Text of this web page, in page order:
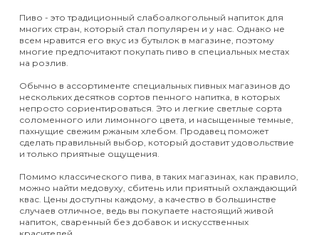
Пиво - это традиционный слабоалкогольный напиток для
многих стран, который стал популярен и у нас. Однако не
всем нравится его вкус из бутылок в магазине, поэтому
многие предпочитают покупать пиво в специальных местах
на розлив.
Обычно в ассортименте специальных пивных магазинов до
нескольких десятков сортов пенного напитка, в которых
непросто сориентироваться. Это и легкие светлые сорта
соломенного или лимонного цвета, и насыщенные темные,
пахнущие свежим ржаным хлебом. Продавец поможет
сделать правильный выбор, который доставит удовольствие
и только приятные ощущения.
Помимо классического пива, в таких магазинах, как правило,
можно найти медовуху, сбитень или приятный охлаждающий
квас. Цены доступны каждому, а качество в большинстве
случаев отличное, ведь вы покупаете настоящий живой
напиток, сваренный без добавок и искусственных